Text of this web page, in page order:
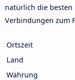
natürlich die besten
Verbindungen zum
Ortszeit
Land
Währung